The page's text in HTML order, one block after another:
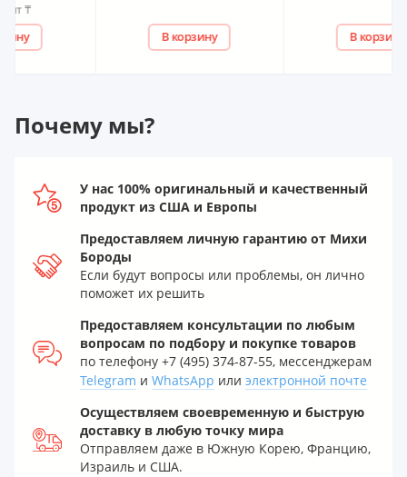
Почему мы?
У нас 100% оригинальный и качественный
продукт из США и Европы
Предоставляем личную гарантию от Михи
Бороды
Если будут вопросы или проблемы, он лично
поможет их решить
Предоставляем консультации по любым
вопросам по подбору и покупке товаров
по телефону +7 (495) 374-87-55, мессенджерам
Telegram и WhatsApp или электронной почте
Осуществляем своевременную и быструю
доставку в любую точку мира
Отправляем даже в Южную Корею, Францию,
Израиль и США.